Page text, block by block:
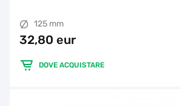
125 mm
32,80 eur
DOVE ACQUISTARE